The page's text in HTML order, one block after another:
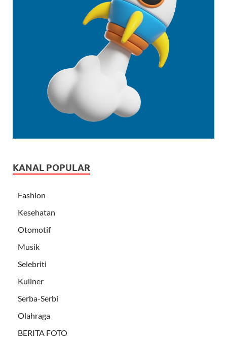
KANAL POPULAR
Fashion
Kesehatan
Otomotif
Musik
Selebriti
Kuliner
Serba-Serbi
Olahraga
BERITA FOTO